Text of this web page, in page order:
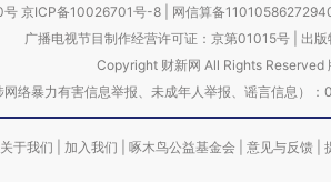
号京ICP备10026701号-8 网信算备
广播电视节目制作经营许可证：京第01015号| 出
Copyright 财新网 All Rights Reserved
网络暴力有害信息举报、未成年人举报、谣言信息
关于我们 加入我们 啄木鸟公益基金会 意见与反馈